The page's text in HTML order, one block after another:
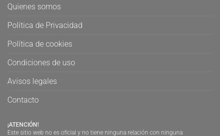
Quienes somos
Política de Privacidad
Política de cookies
Condiciones de uso
Avisos legales
Contacto
¡ATENCIÓN!
Este sitio web no es oficial y no tiene ninguna relación con ninguna